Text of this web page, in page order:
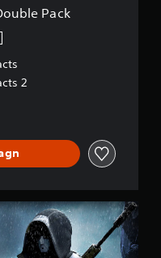
Pack
2